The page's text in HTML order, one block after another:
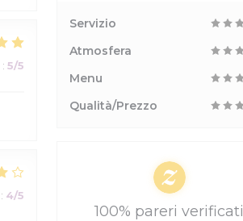
: 5/5
: 4/5
Servizio
Atmosfera
Menu
Qualità/Prezzo
100% pareri verificati